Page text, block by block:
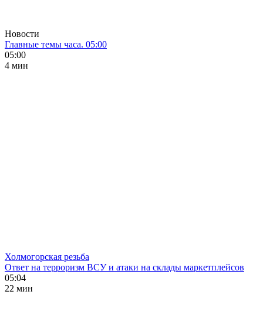
Новости
Главные темы часа. 05:00
05:00
4 мин
Холмогорская резьба
Ответ на терроризм ВСУ и атаки на склады маркетплейсов
05:04
22 мин